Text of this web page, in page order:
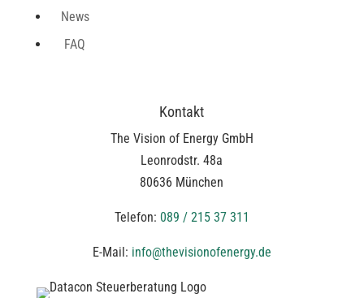
News
FAQ
Kontakt
The Vision of Energy GmbH
Leonrodstr. 48a
80636 München
Telefon: 089 / 215 37 311
E-Mail: info@thevisionofenergy.de